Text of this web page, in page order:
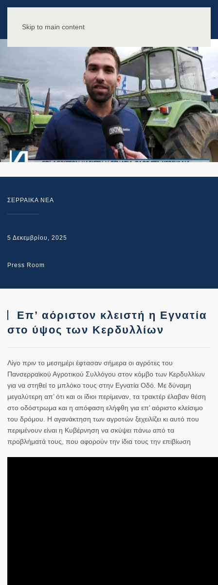
Skip to main content
ΣΕΡΡΑΙΚΑ ΝΕΑ
5 Δεκεμβρίου, 2025
Press Room
Επ’ αόριστον κλειστή η Εγνατία
στο ύψος των Κερδυλλίων
Λίγο πριν το μεσημέρι έφτασαν σήμερα οι αγρότες του
Πανσερραϊκού Αγροτικού Συλλόγου στον κόμβο των Κερδυλλίων
για να στηθεί το μπλόκο τους στην Εγνατία Οδό. Με δύναμη
μεγαλύτερη απ’ ότι και οι ίδιοι περίμεναν, τα τρακτέρ έλαβαν θέση
στο οδόστρωμα και η απόφαση ελήφθη για επ’ αόριστο κλείσιμο
του δρόμου. Η αγανάκτηση των αγροτών ξεχειλίζει κι αυτό που
περιμένουν είναι η Κυβέρνηση να σκύψει πάνω από τα
προβλήματά τους, που αφορούν την ίδια τους την επιβίωση